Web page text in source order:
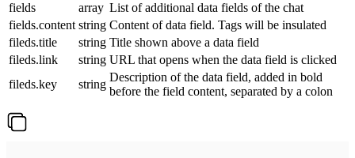
fields
array List of additional data fields of the chat
fields.content string Content of data field. Tags will be insulated
fileds.title
string Title shown above a data field
fileds.link
string URL that opens when the data field is clicked
fileds.key
string
Description of the data field, added in bold
before the field content, separated by a colon